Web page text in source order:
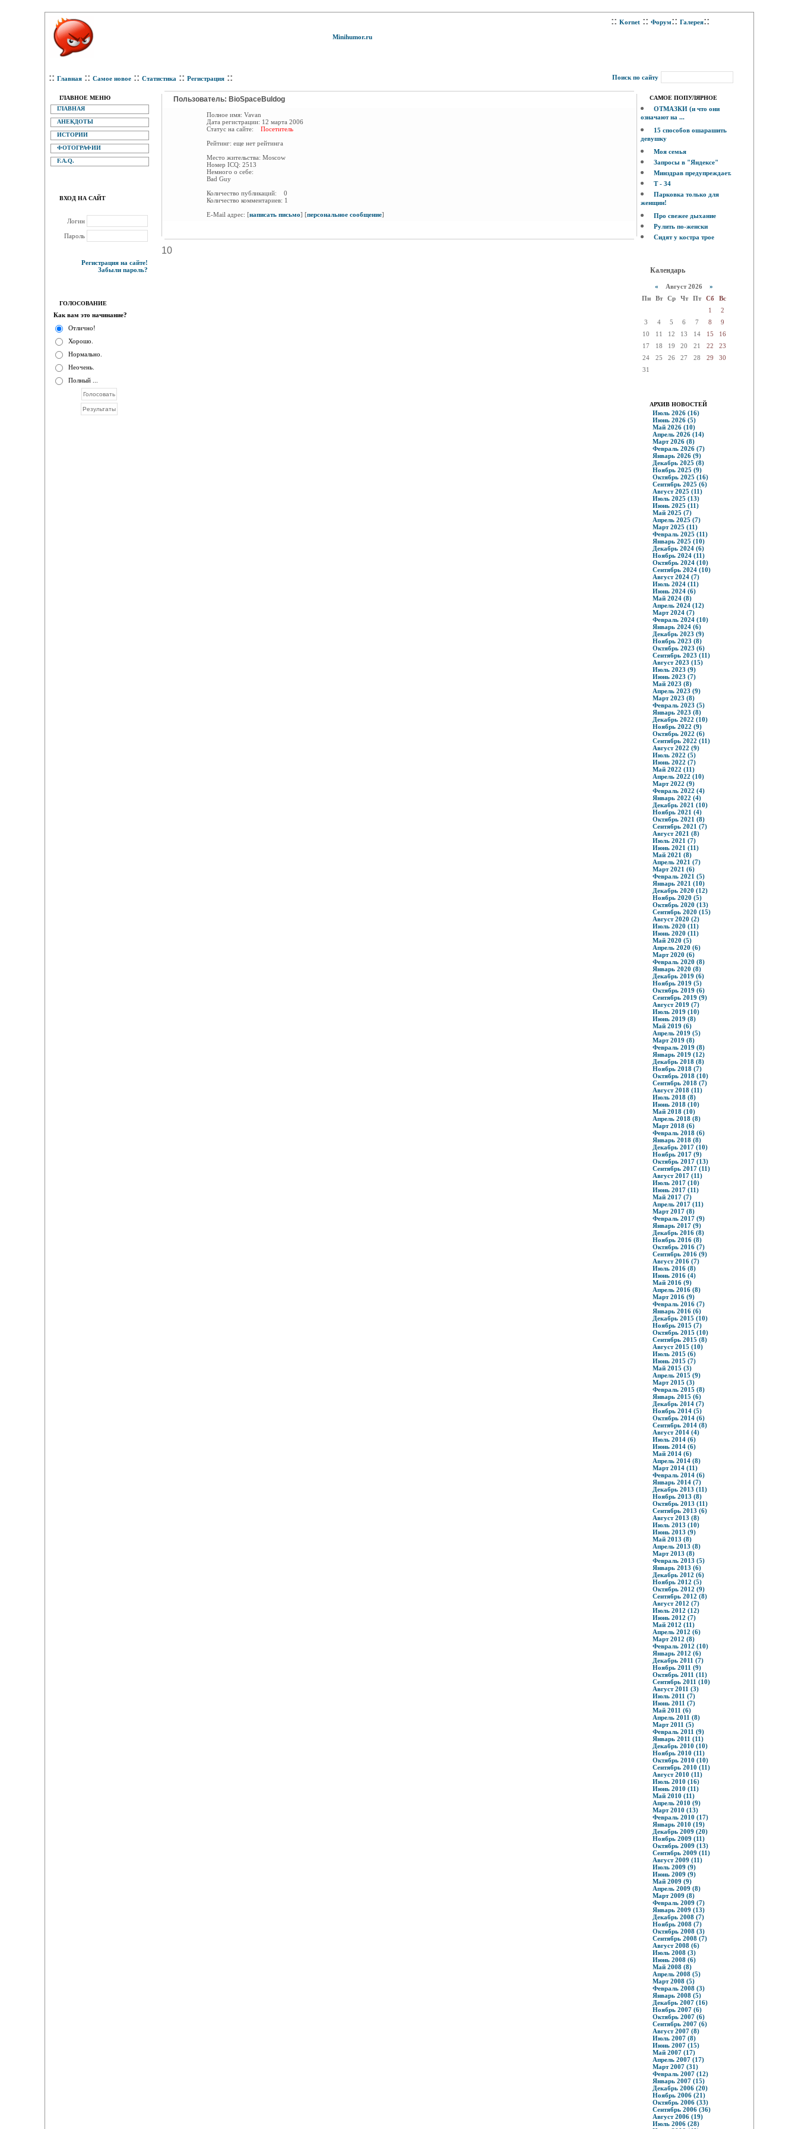
Minihumor.ru
:: Kornet :: Форум:: Галерея::
:: Главная :: Самое новое :: Статистика :: Регистрация :: Поиск по сайту
ГЛАВНОЕ МЕНЮ
ГЛАВНАЯ
АНЕКДОТЫ
ИСТОРИИ
ФОТОГРАФИИ
F.A.Q.
ВХОД НА САЙТ
Логин
Пароль
Регистрация на сайте!
Забыли пароль?
ГОЛОСОВАНИЕ
Как вам это начинание?
Отлично!
Хорошо.
Нормально.
Неочень.
Полный ...
Пользователь: BioSpaceBuldog
Полное имя: Vavan
Дата регистрации: 12 марта 2006
Статус на сайте: Посетитель
Рейтинг: еще нет рейтинга
Место жительства: Moscow
Номер ICQ: 2513
Немного о себе:
Bad Guy
Количество публикаций: 0
Количество комментариев: 1
E-Mail адрес: [написать письмо] [персональное сообщение]
10
САМОЕ ПОПУЛЯРНОЕ
ОТМАЗКИ (и что они
означают на ...
15 способов ошарашить
девушку
Моя семья
Запросы в "Яндексе"
Минздрав предупреждает.
Т - 34
Парковка только для
женщин!
Про свежее дыхание
Рулить по-женски
Сидят у костра трое
Календарь
« Август 2026 »
Пн
Вт Ср Чт Пт Сб
Вс
1
2
3
4 5 6 7 8
9
10
11 12 13 14 15
16
17
18 19 20 21 22
23
24
25 26 27 28 29
30
31
АРХИВ НОВОСТЕЙ
Июль 2026 (16)
Июнь 2026 (5)
Май 2026 (10)
Апрель 2026 (14)
Март 2026 (8)
Февраль 2026 (7)
Январь 2026 (9)
Декабрь 2025 (8)
Ноябрь 2025 (9)
Октябрь 2025 (16)
Сентябрь 2025 (6)
Август 2025 (11)
Июль 2025 (13)
Июнь 2025 (11)
Май 2025 (7)
Апрель 2025 (7)
Март 2025 (11)
Февраль 2025 (11)
Январь 2025 (10)
Декабрь 2024 (6)
Ноябрь 2024 (11)
Октябрь 2024 (10)
Сентябрь 2024 (10)
Август 2024 (7)
Июль 2024 (11)
Июнь 2024 (6)
Май 2024 (8)
Апрель 2024 (12)
Март 2024 (7)
Февраль 2024 (10)
Январь 2024 (6)
Декабрь 2023 (9)
Ноябрь 2023 (8)
Октябрь 2023 (6)
Сентябрь 2023 (11)
Август 2023 (15)
Июль 2023 (9)
Июнь 2023 (7)
Май 2023 (8)
Апрель 2023 (9)
Март 2023 (8)
Февраль 2023 (5)
Январь 2023 (8)
Декабрь 2022 (10)
Ноябрь 2022 (9)
Октябрь 2022 (6)
Сентябрь 2022 (11)
Август 2022 (9)
Июль 2022 (5)
Июнь 2022 (7)
Май 2022 (11)
Апрель 2022 (10)
Март 2022 (9)
Февраль 2022 (4)
Январь 2022 (4)
Декабрь 2021 (10)
Ноябрь 2021 (4)
Октябрь 2021 (8)
Сентябрь 2021 (7)
Август 2021 (8)
Июль 2021 (7)
Июнь 2021 (11)
Май 2021 (8)
Апрель 2021 (7)
Март 2021 (6)
Февраль 2021 (5)
Январь 2021 (10)
Декабрь 2020 (12)
Ноябрь 2020 (5)
Октябрь 2020 (13)
Сентябрь 2020 (15)
Август 2020 (2)
Июль 2020 (11)
Июнь 2020 (11)
Май 2020 (5)
Апрель 2020 (6)
Март 2020 (6)
Февраль 2020 (8)
Январь 2020 (8)
Декабрь 2019 (6)
Ноябрь 2019 (5)
Октябрь 2019 (6)
Сентябрь 2019 (9)
Август 2019 (7)
Июль 2019 (10)
Июнь 2019 (8)
Май 2019 (6)
Апрель 2019 (5)
Март 2019 (8)
Февраль 2019 (8)
Январь 2019 (12)
Декабрь 2018 (8)
Ноябрь 2018 (7)
Октябрь 2018 (10)
Сентябрь 2018 (7)
Август 2018 (11)
Июль 2018 (8)
Июнь 2018 (10)
Май 2018 (10)
Апрель 2018 (8)
Март 2018 (6)
Февраль 2018 (6)
Январь 2018 (8)
Декабрь 2017 (10)
Ноябрь 2017 (9)
Октябрь 2017 (13)
Сентябрь 2017 (11)
Август 2017 (11)
Июль 2017 (10)
Июнь 2017 (11)
Май 2017 (7)
Апрель 2017 (11)
Март 2017 (8)
Февраль 2017 (9)
Январь 2017 (9)
Декабрь 2016 (8)
Ноябрь 2016 (8)
Октябрь 2016 (7)
Сентябрь 2016 (9)
Август 2016 (7)
Июль 2016 (8)
Июнь 2016 (4)
Май 2016 (9)
Апрель 2016 (8)
Март 2016 (9)
Февраль 2016 (7)
Январь 2016 (6)
Декабрь 2015 (10)
Ноябрь 2015 (7)
Октябрь 2015 (10)
Сентябрь 2015 (8)
Август 2015 (10)
Июль 2015 (6)
Июнь 2015 (7)
Май 2015 (3)
Апрель 2015 (9)
Март 2015 (3)
Февраль 2015 (8)
Январь 2015 (6)
Декабрь 2014 (7)
Ноябрь 2014 (5)
Октябрь 2014 (6)
Сентябрь 2014 (8)
Август 2014 (4)
Июль 2014 (6)
Июнь 2014 (6)
Май 2014 (6)
Апрель 2014 (8)
Март 2014 (11)
Февраль 2014 (6)
Январь 2014 (7)
Декабрь 2013 (11)
Ноябрь 2013 (8)
Октябрь 2013 (11)
Сентябрь 2013 (6)
Август 2013 (8)
Июль 2013 (10)
Июнь 2013 (9)
Май 2013 (8)
Апрель 2013 (8)
Март 2013 (8)
Февраль 2013 (5)
Январь 2013 (6)
Декабрь 2012 (6)
Ноябрь 2012 (5)
Октябрь 2012 (9)
Сентябрь 2012 (8)
Август 2012 (7)
Июль 2012 (12)
Июнь 2012 (7)
Май 2012 (11)
Апрель 2012 (6)
Март 2012 (8)
Февраль 2012 (10)
Январь 2012 (6)
Декабрь 2011 (7)
Ноябрь 2011 (9)
Октябрь 2011 (11)
Сентябрь 2011 (10)
Август 2011 (3)
Июль 2011 (7)
Июнь 2011 (7)
Май 2011 (6)
Апрель 2011 (8)
Март 2011 (5)
Февраль 2011 (9)
Январь 2011 (11)
Декабрь 2010 (10)
Ноябрь 2010 (11)
Октябрь 2010 (10)
Сентябрь 2010 (11)
Август 2010 (11)
Июль 2010 (16)
Июнь 2010 (11)
Май 2010 (11)
Апрель 2010 (9)
Март 2010 (13)
Февраль 2010 (17)
Январь 2010 (19)
Декабрь 2009 (20)
Ноябрь 2009 (11)
Октябрь 2009 (13)
Сентябрь 2009 (11)
Август 2009 (11)
Июль 2009 (9)
Июнь 2009 (9)
Май 2009 (9)
Апрель 2009 (8)
Март 2009 (8)
Февраль 2009 (7)
Январь 2009 (13)
Декабрь 2008 (7)
Ноябрь 2008 (7)
Октябрь 2008 (3)
Сентябрь 2008 (7)
Август 2008 (6)
Июль 2008 (3)
Июнь 2008 (6)
Май 2008 (8)
Апрель 2008 (5)
Март 2008 (5)
Февраль 2008 (3)
Январь 2008 (5)
Декабрь 2007 (16)
Ноябрь 2007 (6)
Октябрь 2007 (6)
Сентябрь 2007 (6)
Август 2007 (8)
Июль 2007 (8)
Июнь 2007 (15)
Май 2007 (17)
Апрель 2007 (17)
Март 2007 (31)
Февраль 2007 (12)
Январь 2007 (15)
Декабрь 2006 (20)
Ноябрь 2006 (21)
Октябрь 2006 (33)
Сентябрь 2006 (36)
Август 2006 (19)
Июль 2006 (28)